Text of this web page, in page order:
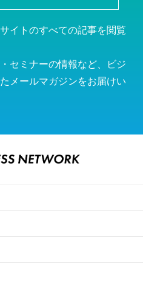
イトのすべての記事を閲覧
セミナーの情報など、ビジ
メールマガジンをお届けい